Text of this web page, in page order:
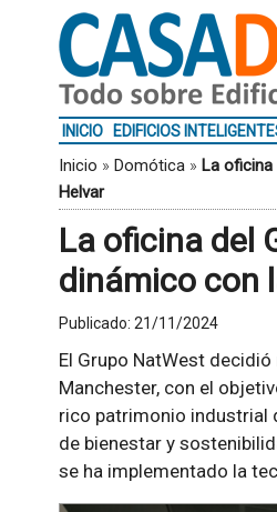
INICIO EDIFICIOS
Inicio » Domótica» La
Helvar
La oficina del
dinámico con
Publicado: 21/11/2024
El Grupo NatWest
Manchester, con el
rico patrimonio industrial
de bienestar y
se ha implementado la